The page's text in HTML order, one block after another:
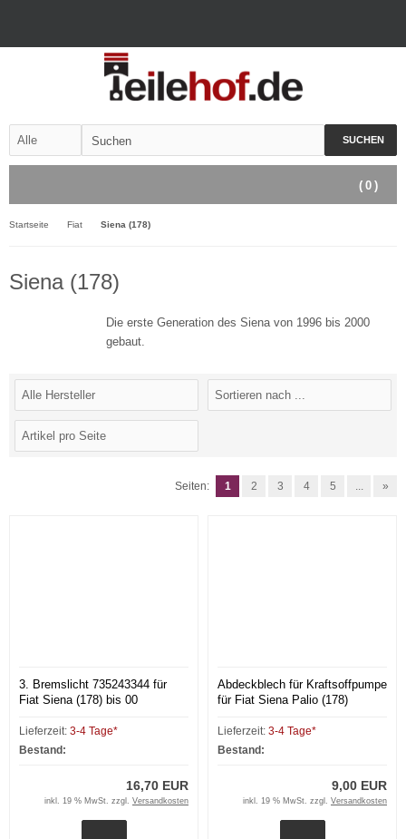
SUCHEN
( 0 )
Startseite Fiat Siena (178)
Siena (178)
Die erste Generation des Siena von 1996 bis 2000
gebaut.
Seiten: 1 2 3 4 5 ... »
3. Bremslicht 735243344 für
Fiat Siena (178) bis 00
Lieferzeit: 3-4 Tage*
Bestand:
16,70 EUR
inkl. 19 % MwSt. zzgl. Versandkosten
Abdeckblech für Kraftsoffpumpe
für Fiat Siena Palio (178)
Lieferzeit: 3-4 Tage*
Bestand:
9,00 EUR
inkl. 19 % MwSt. zzgl. Versandkosten